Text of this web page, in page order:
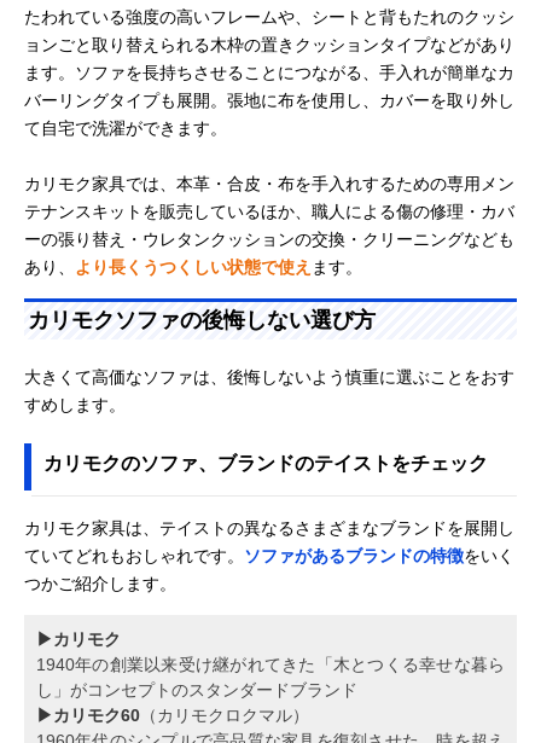
たわれている強度の高いフレームや、シートと背もたれのクッシ
ョンごと取り替えられる木枠の置きクッションタイプなどがあり
ます。ソファを長持ちさせることにつながる、手入れが簡単なカ
バーリングタイプも展開。張地に布を使用し、カバーを取り外し
て自宅で洗濯ができます。
カリモク家具では、本革・合皮・布を手入れするための専用メン
テナンスキットを販売しているほか、職人による傷の修理・カバ
ーの張り替え・ウレタンクッションの交換・クリーニングなども
あり、
より長くうつくしい状態で使え ます。
カリモクソファの後悔しない選び方
大きくて高価なソファは、後悔しないよう慎重に選ぶことをおす
すめします。
カリモクのソファ、ブランドのテイストをチェック
カリモク家具は、テイストの異なるさまざまなブランドを展開し
ていてどれもおしゃれです。 ソファがあるブランドの特徴をいく
つかご紹介します。
▶カリモク
1940年の創業以来受け継がれてきた「木とつくる幸せな暮ら
し」がコンセプトのスタンダードブランド
▶カリモク60 （カリモクロクマル）